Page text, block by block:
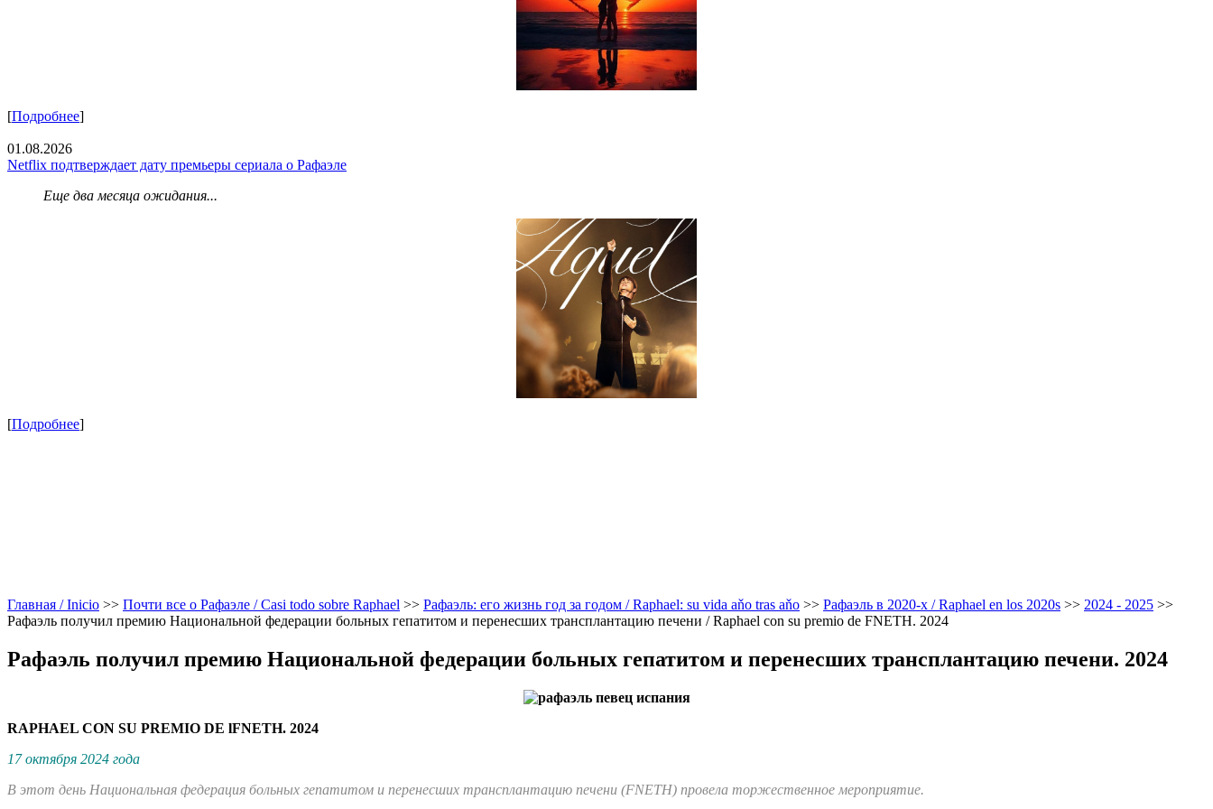
[Подробнее]
01.08.2026
Netflix подтверждает дату премьеры сериала о Рафаэле
Еще два месяца ожидания...
[Подробнее]
Главная / Inicio >> Почти все о Рафаэле / Casi todo sobre Raphael >> Рафаэль: его жизнь год за годом / Raphael: su vida aňo tras aňo >> Рафаэль в 2020-х / Raphael en los 2020s >> 2024 - 2025 >>
Рафаэль получил премию Национальной федерации больных гепатитом и перенесших трансплантацию печени / Raphael con su premiо de FNETH. 2024
Рафаэль получил премию Национальной федерации больных гепатитом и перенесших трансплантацию печени. 2024
RAPHAEL CON SU PREMIO DE lFNETH. 2024
17 октября 2024 года
В этот день Национальная федерация больных гепатитом и перенесших трансплантацию печени (FNETH) провела торжественное мероприятие.